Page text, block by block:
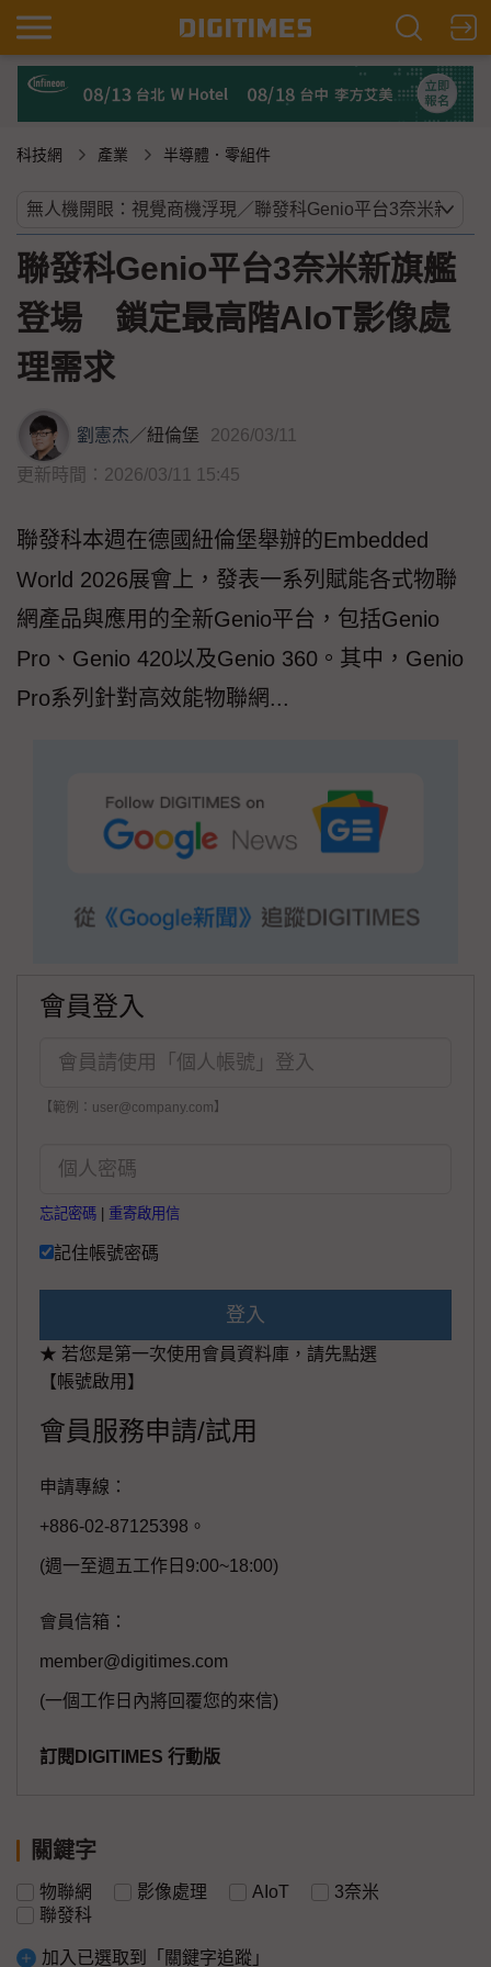
科技網 產業 半導體．零組件
聯發科Genio平台3奈米新旗艦
登場 鎖定最高階AIoT影像處
理需求
劉憲杰／紐倫堡 2026/03/11
更新時間：2026/03/11 15:45
聯發科本週在德國紐倫堡舉辦的Embedded
World 2026展會上，發表一系列賦能各式物聯
網產品與應用的全新Genio平台，包括Genio
Pro、Genio 420以及Genio 360。其中，Genio
Pro系列針對高效能物聯網...
會員登入
【範例：user@company.com】
忘記密碼 重寄啟用信
記住帳號密碼
登入
★ 若您是第一次使用會員資料庫，請先點選
【帳號啟用】
會員服務申請/試用
申請專線：
+886-02-87125398。
(週一至週五工作日9:00~18:00)
會員信箱：
member@digitimes.com
(一個工作日內將回覆您的來信)
訂閱DIGITIMES 行動版
關鍵字
物聯網 影像處理 AIoT
3奈米
聯發科
加入已選取到「關鍵字追蹤」